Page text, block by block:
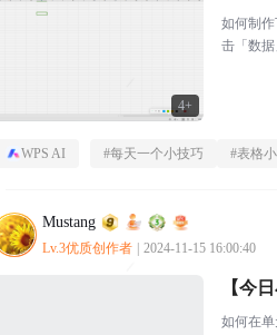
4+
如何制
击「数
WPS AI #每天一个小技巧 #表格
Mustang
Lv.3优质创作者 2024-11-15 16:00:40
【今
如何在